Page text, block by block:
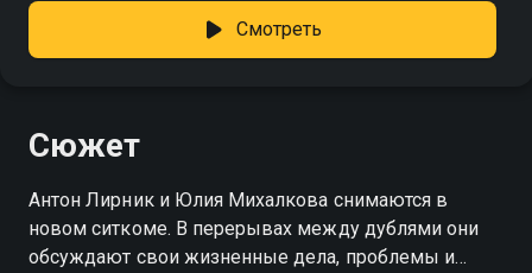
Смотреть
Сюжет
Антон Лирник и Юлия Михалкова снимаются в
новом ситкоме. В перерывах между дублями они
обсуждают свои жизненные дела, проблемы и